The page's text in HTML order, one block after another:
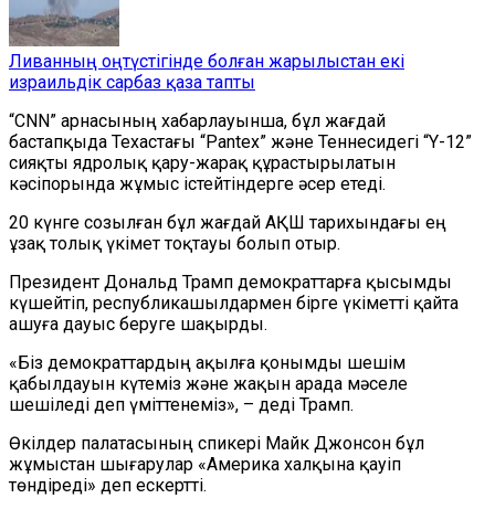
Ливанның оңтүстігінде болған жарылыстан екі
израильдік сарбаз қаза тапты
“CNN” арнасының хабарлауынша, бұл жағдай
бастапқыда Техастағы “Pantex” және Теннесидегі “Y-12”
сияқты ядролық қару-жарақ құрастырылатын
кәсіпорында жұмыс істейтіндерге әсер етеді.
20 күнге созылған бұл жағдай АҚШ тарихындағы ең
ұзақ толық үкімет тоқтауы болып отыр.
Президент Дональд Трамп демократтарға қысымды
күшейтіп, республикашылдармен бірге үкіметті қайта
ашуға дауыс беруге шақырды.
«Біз демократтардың ақылға қонымды шешім
қабылдауын күтеміз және жақын арада мәселе
шешіледі деп үміттенеміз», – деді Трамп.
Өкілдер палатасының спикері Майк Джонсон бұл
жұмыстан шығарулар «Америка халқына қауіп
төндіреді» деп ескертті.